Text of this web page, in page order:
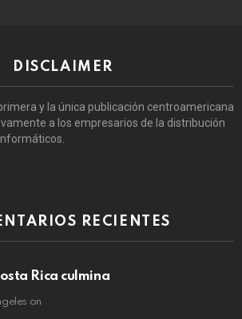
DISCLAIMER
y la única publicación centroamericana
a los empresarios de la distribución
RECIENTES
Rica culmina
on